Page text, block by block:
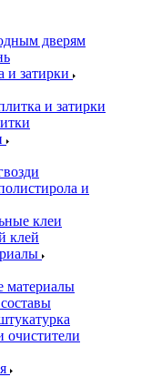
дверям
и затирки
и затирки
и
клеи
клей
материалы
очистители